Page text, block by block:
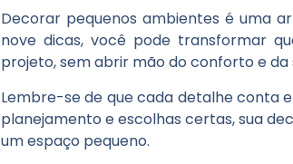
Decorar pequenos ambientes é uma
nove dicas, você pode transformar
projeto, sem abrir mão do conforto e da
Lembre-se de que cada detalhe conta
planejamento e escolhas certas, sua
um espaço pequeno.